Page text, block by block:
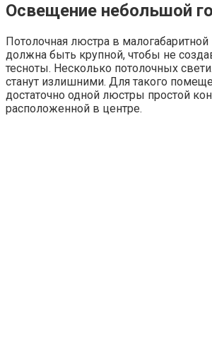
Освещение небольшой
Потолочная люстра в малогабаритной
должна быть крупной, чтобы не
тесноты. Несколько потолочных
станут излишними. Для такого
достаточно одной люстры простой
расположенной в центре.